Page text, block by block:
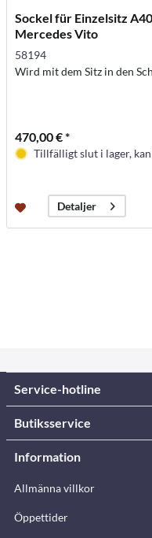
Sockel für Einzelsitz
Mercedes Vito
58194
Wird mit dem Sitz in den
470,00 € *
Tillfälligt slut i lager,
Detaljer
Service-hotline
Butiksservice
Information
Allmänna villkor
Öppettider